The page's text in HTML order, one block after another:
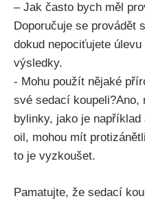
– Jak často​ bych​ měl
⁢Doporučuje se provádět
dokud nepociťujete
výsledky.
-‍ Mohu použít nějaké
své sedací
⁣bylinky, ​jako je
oil, mohou ⁣mít⁣
to⁢ je vyzkoušet.
Pamatujte, že sedací